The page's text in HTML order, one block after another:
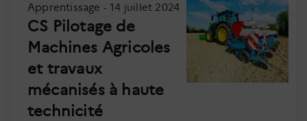
Apprentissage - 14 juillet 2024
CS Pilotage de
Machines Agricoles
et travaux
mécanisés à haute
technicité